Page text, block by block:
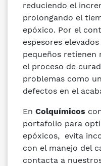
reduciendo el
prolongando el
epóxico. Por el
espesores
pequeños retienen
el proceso de
problemas como
defectos en el
En Colquímicos
portafolio para
epóxicos, evita
con el manejo del
contacta a